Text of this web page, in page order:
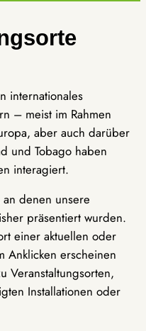
internationales
– meist im Rahmen
aber auch darüber
und Tobago haben
interagiert.
denen unsere
präsentiert wurden.
einer aktuellen oder
Anklicken erscheinen
Veranstaltungsorten,
Installationen oder